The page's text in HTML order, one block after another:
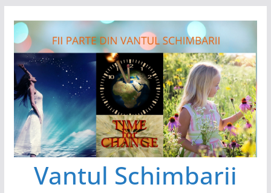
conținut
Vantul Schimbarii